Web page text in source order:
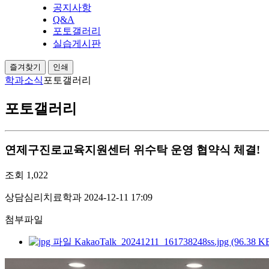
공지사항
Q&A
포토갤러리
실습게시판
즐겨찾기 인쇄
학과소식 포토갤러리
포토갤러리
연제구진로교육지원센터 위수탁 운영 협약식 체결!
조회 1,022
상담심리치료학과 2024-12-11 17:09
첨부파일
KakaoTalk_20241211_161738248ss.jpg (96.38